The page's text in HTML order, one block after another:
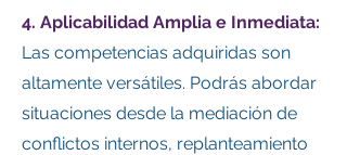
4. Aplicabilidad Amplia e Inmediata:
Las competencias adquiridas son
altamente versátiles. Podrás abordar
situaciones desde la mediación de
conflictos internos, replanteamiento